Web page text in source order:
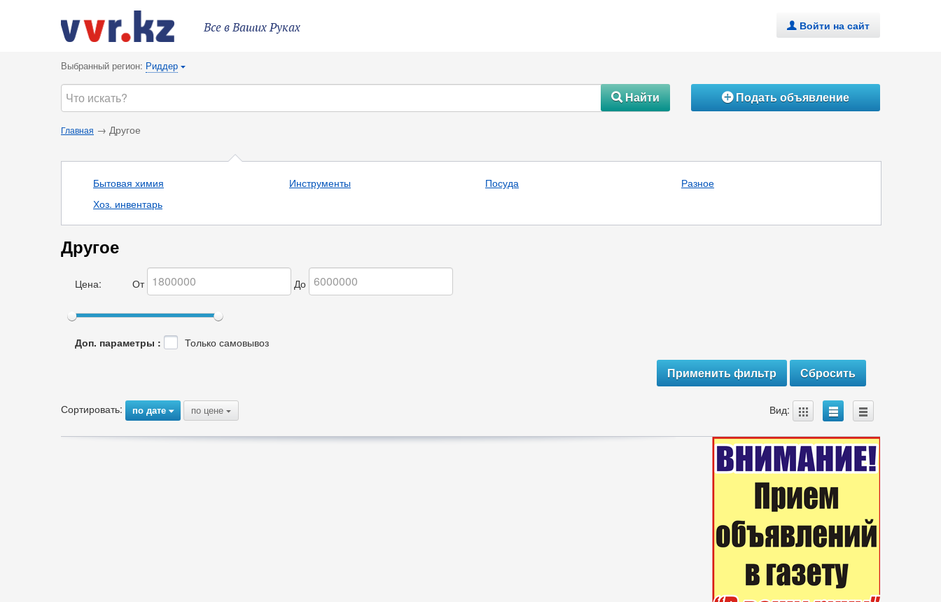
Все в Ваших Руках . Войти на сайт
Выбранный регион: Риддер {
#Найти ÁПодать объявление
Главная → Другое
Бытовая химия
Хоз. инвентарь
Инструменты Посуда Разное
Другое
Цена: От До
Доп. параметры : Только самовывоз
Сортировать: по дате{ по цене { Вид: A B C